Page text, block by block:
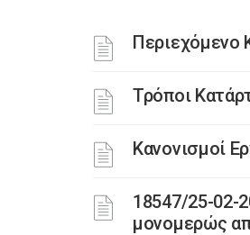
Περιεχόμενο
Τρόποι
Κανονισμοί
18547/25-02-
μονομερώς